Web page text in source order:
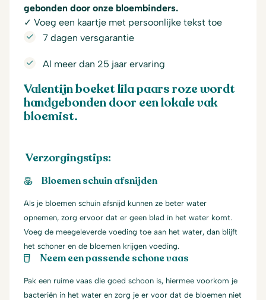
gebonden door onze bloembinders.
✓ Voeg een kaartje met persoonlijke tekst toe
7 dagen versgarantie
Al meer dan 25 jaar ervaring
Valentijn boeket lila paars roze wordt
handgebonden door een lokale vak
bloemist.
Verzorgingstips:
Bloemen schuin afsnijden
Als je bloemen schuin afsnijd kunnen ze beter water
opnemen, zorg ervoor dat er geen blad in het water komt.
Voeg de meegeleverde voeding toe aan het water, dan blijft
het schoner en de bloemen krijgen voeding.
Neem een passende schone vaas
Pak een ruime vaas die goed schoon is, hiermee voorkom je
bacteriën in het water en zorg je er voor dat de bloemen niet